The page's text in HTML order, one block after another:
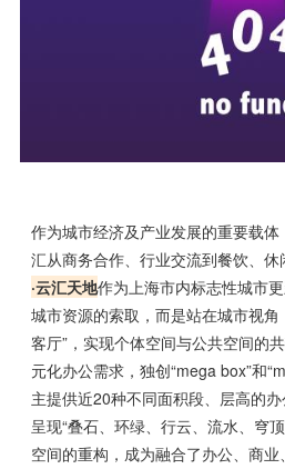
作为城市经济及产业发展的重要载
汇从商务合作、行业交流到餐饮、休
·云汇天地作为上海市内标志性城市
城市资源的索取，而是站在城市视
客厅”，实现个体空间与公共空间的
元化办公需求，独创“mega box”和
主提供近20种不同面积段、层高的
呈现“叠石、环绿、行云、流水、穹
空间的重构，成为融合了办公、商